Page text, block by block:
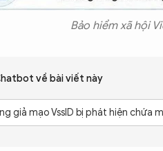
Bảo hiểm xã hội
về bài viết này
giả mạo VssID bị phát hiện chứa